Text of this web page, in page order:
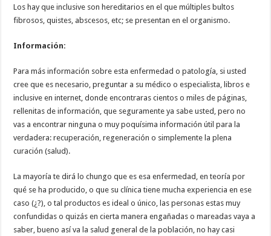
Los hay que inclusive son hereditarios en el que múltiples bultos
fibrosos, quistes, abscesos, etc; se presentan en el organismo.
Información:
Para más información sobre esta enfermedad o patología, si usted
cree que es necesario, preguntar a su médico o especialista, libros e
inclusive en internet, donde encontraras cientos o miles de páginas,
rellenitas de información, que seguramente ya sabe usted, pero no
vas a encontrar ninguna o muy poquísima información útil para la
verdadera: recuperación, regeneración o simplemente la plena
curación (salud).
La mayoría te dirá lo chungo que es esa enfermedad, en teoría por
qué se ha producido, o que su clínica tiene mucha experiencia en ese
caso (¿?), o tal productos es ideal o único, las personas estas muy
confundidas o quizás en cierta manera engañadas o mareadas vaya a
saber, bueno así va la salud general de la población, no hay casi